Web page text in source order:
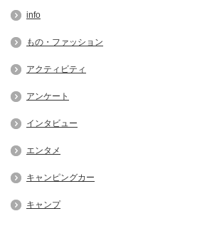
info
もの・ファッション
アクティビティ
アンケート
インタビュー
エンタメ
キャンピングカー
キャンプ